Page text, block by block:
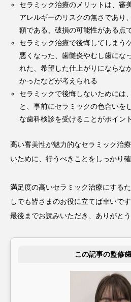
セラミック治療のメリットは、審
アレルギーのリスクの無さであり
額である、破損の可能性がある点
セラミック治療で後悔してしまう
悪くなった、歯髄炎やむし歯にな
れた、希望した仕上がりにならな
かったなどが考えられる
セラミックで後悔しないためには
と、事前にセラミックの色合いを
な歯科検診を受けることがポイン
高い審美性が魅力的なセラミック治
いために、行うべきことをしっかり確
満足度の高いセラミック治療にする
しでも皆さまのお役に立てば幸いです
最後までお読みいただき、ありがとう
この記事の監修